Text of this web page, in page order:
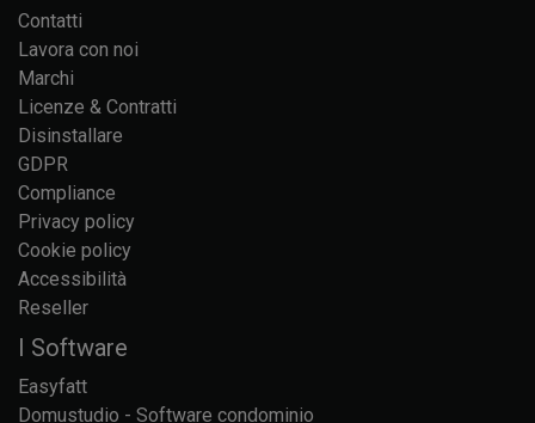
Contatti
Lavora con noi
Marchi
Licenze & Contratti
Disinstallare
GDPR
Compliance
Privacy policy
Cookie policy
Accessibilità
Reseller
I Software
Easyfatt
Domustudio - Software condominio